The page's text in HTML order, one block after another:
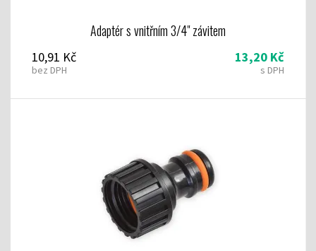
Adaptér s vnitřním 3/4" závitem
10,91 Kč
bez DPH
13,20 Kč
s DPH